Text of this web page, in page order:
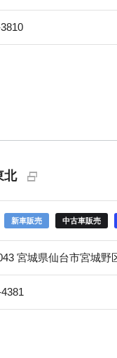
北
新車販売 中古車販売
宮城県仙台市宮城野